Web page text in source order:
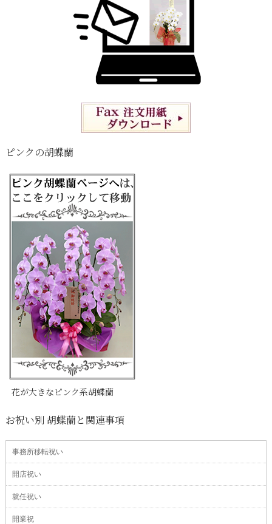
ピンクの胡蝶蘭
花が大きなピンク系胡蝶蘭
お祝い別 胡蝶蘭と関連事項
事務所移転祝い
開店祝い
就任祝い
開業祝